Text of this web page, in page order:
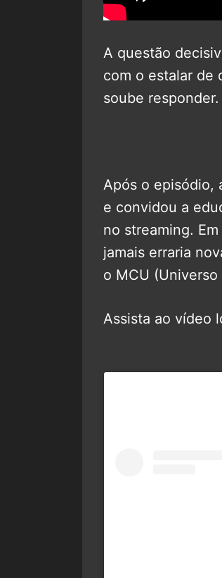
A questão
com o estalar de
soube responder.
Após o episódio,
e convidou a
no streaming.
jamais erraria
o MCU
Assista ao vídeo